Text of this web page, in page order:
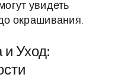
увидеть
окрашивания.
Уход: